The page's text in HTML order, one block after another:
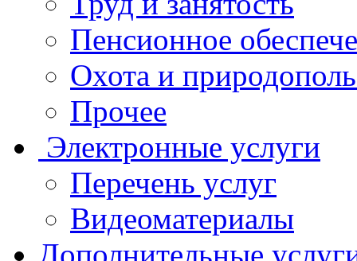
Пенсионное
Охота и
Прочее
Электронные услуги
Перечень услуг
Видеоматериалы